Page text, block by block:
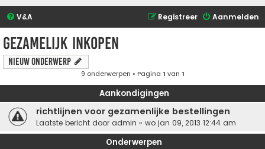
V&A Aanmelden
Registreer
Gezamelijk inkopen
Nieuw onderwerp
9 onderwerpen • Pagina 1 van 1
Aankondigingen
richtlijnen voor gezamenlijke bestellingen
Laatste bericht door admin « wo jan 09, 2013 12:44 am
Onderwerpen